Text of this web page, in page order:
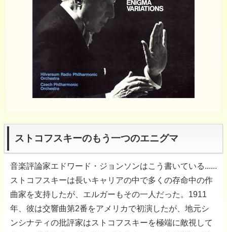
ストコフスキーのもう一つのエニグマ
音楽評論家エドワード・ジョンソンはこう書いている......
ストコフスキーは長いキャリアの中で多くの存命中の作
曲家を支持したが、エルガーもその一人だった。1911
年、彼は交響曲第2番をアメリカで初演したが、地元シ
ンシナティの批評家はストコフスキーを極端に敵視して